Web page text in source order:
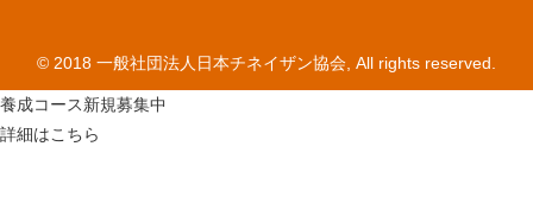
© 2018 一般社団法人日本チネイザン協会, All rights reserved.
養成コース新規募集中
詳細はこちら